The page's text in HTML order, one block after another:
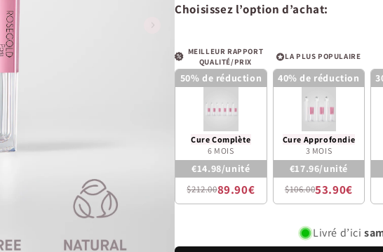
Choisissez l’option d’achat:
MEILLEUR RAPPORT
QUALITÉ/PRIX
50% de réduction
Cure Complète
6 MOIS
€14.98/unité
$212.0089.90€
LA PLUS POPULAIRE
40% de réduction
Cure Approfondie
3 MOIS
€17.96/unité
$106.0053.90€
Livré d’ici